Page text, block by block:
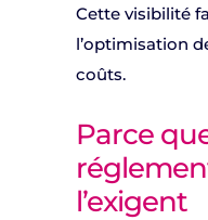
Cette visibilité
l’optimisation
coûts.
Parce
l’exigent